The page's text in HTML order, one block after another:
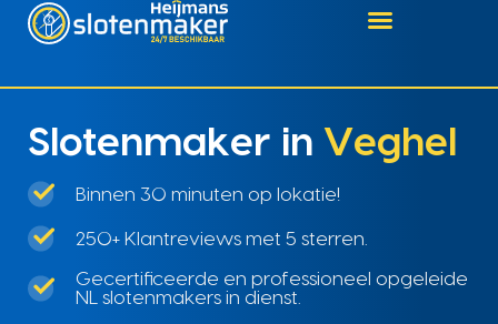
Slotenmaker in Veghel
Binnen 30 minuten op lokatie!
250+ Klantreviews met 5 sterren.
Gecertificeerde en professioneel opgeleide
NL slotenmakers in dienst.